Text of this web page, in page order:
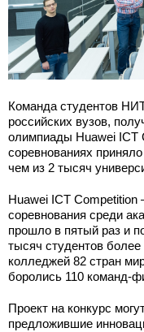
Команда студентов
российских вузов,
олимпиады Huawei ICT
соревнованиях
чем из 2 тысяч
Huawei ICT
соревнования среди
прошло в пятый раз и
тысяч студентов
колледжей 82 стран
боролись 110 команд-
Проект на конкурс
предложившие